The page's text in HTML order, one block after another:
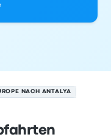
NACH ANTALYA